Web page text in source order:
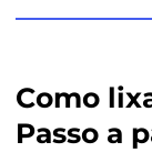
Como
Passo a